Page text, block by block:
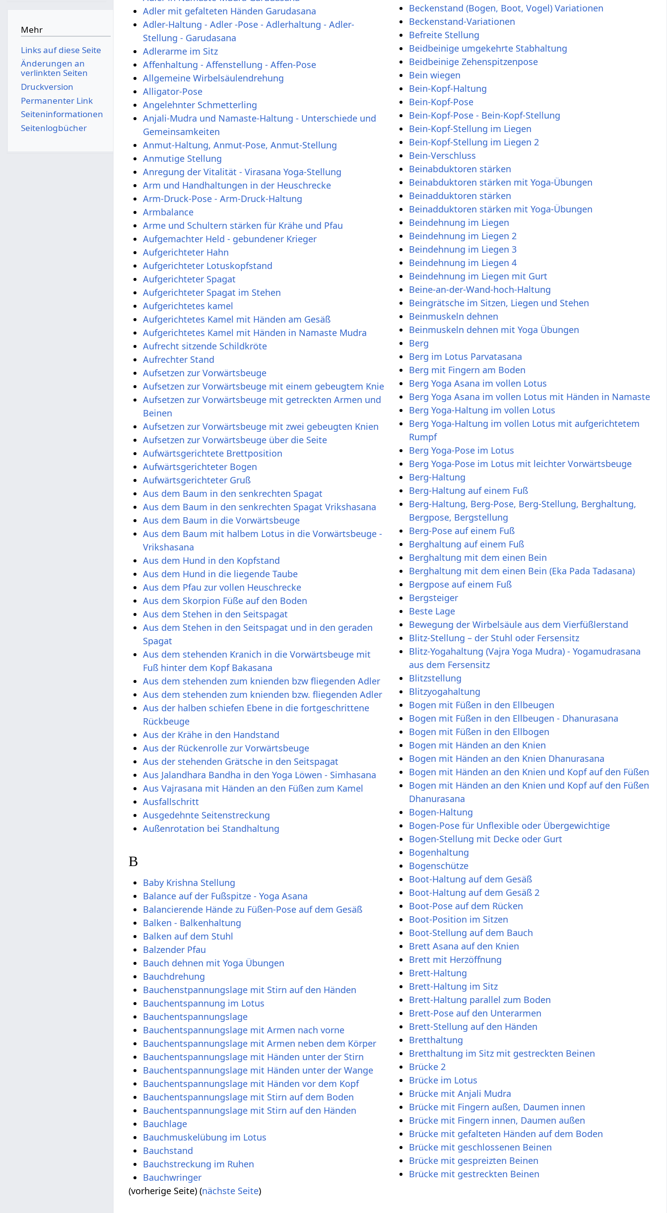
Adler mit gefalteten Händen Garudasana
Adler-Haltung - Adler -Pose - Adlerhaltung - Adler-
Stellung - Garudasana
Adlerarme im Sitz
Affenhaltung - Affenstellung - Affen-Pose
Allgemeine Wirbelsäulendrehung
Alligator-Pose
Angelehnter Schmetterling
Anjali-Mudra und Namaste-Haltung - Unterschiede und
Gemeinsamkeiten
Anmut-Haltung, Anmut-Pose, Anmut-Stellung
Anmutige Stellung
Anregung der Vitalität - Virasana Yoga-Stellung
Arm und Handhaltungen in der Heuschrecke
Arm-Druck-Pose - Arm-Druck-Haltung
Armbalance
Arme und Schultern stärken für Krähe und Pfau
Aufgemachter Held - gebundener Krieger
Aufgerichteter Hahn
Aufgerichteter Lotuskopfstand
Aufgerichteter Spagat
Aufgerichteter Spagat im Stehen
Aufgerichtetes kamel
Aufgerichtetes Kamel mit Händen am Gesäß
Aufgerichtetes Kamel mit Händen in Namaste Mudra
Aufrecht sitzende Schildkröte
Aufrechter Stand
Aufsetzen zur Vorwärtsbeuge
Aufsetzen zur Vorwärtsbeuge mit einem gebeugtem Knie
Aufsetzen zur Vorwärtsbeuge mit getreckten Armen und
Beinen
Aufsetzen zur Vorwärtsbeuge mit zwei gebeugten Knien
Aufsetzen zur Vorwärtsbeuge über die Seite
Aufwärtsgerichtete Brettposition
Aufwärtsgerichteter Bogen
Aufwärtsgerichteter Gruß
Aus dem Baum in den senkrechten Spagat
Aus dem Baum in den senkrechten Spagat Vrikshasana
Aus dem Baum in die Vorwärtsbeuge
Aus dem Baum mit halbem Lotus in die Vorwärtsbeuge -
Vrikshasana
Aus dem Hund in den Kopfstand
Aus dem Hund in die liegende Taube
Aus dem Pfau zur vollen Heuschrecke
Aus dem Skorpion Füße auf den Boden
Aus dem Stehen in den Seitspagat
Aus dem Stehen in den Seitspagat und in den geraden
Spagat
Aus dem stehenden Kranich in die Vorwärtsbeuge mit
Fuß hinter dem Kopf Bakasana
Aus dem stehenden zum knienden bzw fliegenden Adler
Aus dem stehenden zum knienden bzw. fliegenden Adler
Aus der halben schiefen Ebene in die fortgeschrittene
Rückbeuge
Aus der Krähe in den Handstand
Aus der Rückenrolle zur Vorwärtsbeuge
Aus der stehenden Grätsche in den Seitspagat
Aus Jalandhara Bandha in den Yoga Löwen - Simhasana
Aus Vajrasana mit Händen an den Füßen zum Kamel
Ausfallschritt
Ausgedehnte Seitenstreckung
Außenrotation bei Standhaltung
B
Baby Krishna Stellung
Balance auf der Fußspitze - Yoga Asana
Balancierende Hände zu Füßen-Pose auf dem Gesäß
Balken - Balkenhaltung
Balken auf dem Stuhl
Balzender Pfau
Bauch dehnen mit Yoga Übungen
Bauchdrehung
Bauchenstpannungslage mit Stirn auf den Händen
Bauchentspannung im Lotus
Bauchentspannungslage
Bauchentspannungslage mit Armen nach vorne
Bauchentspannungslage mit Armen neben dem Körper
Bauchentspannungslage mit Händen unter der Stirn
Bauchentspannungslage mit Händen unter der Wange
Bauchentspannungslage mit Händen vor dem Kopf
Bauchentspannungslage mit Stirn auf dem Boden
Bauchentspannungslage mit Stirn auf den Händen
Bauchlage
Bauchmuskelübung im Lotus
Bauchstand
Bauchstreckung im Ruhen
Bauchwringer
Beckenstand (Bogen, Boot, Vogel) Variationen
Beckenstand-Variationen
Befreite Stellung
Beidbeinige umgekehrte Stabhaltung
Beidbeinige Zehenspitzenpose
Bein wiegen
Bein-Kopf-Haltung
Bein-Kopf-Pose
Bein-Kopf-Pose - Bein-Kopf-Stellung
Bein-Kopf-Stellung im Liegen
Bein-Kopf-Stellung im Liegen 2
Bein-Verschluss
Beinabduktoren stärken
Beinabduktoren stärken mit Yoga-Übungen
Beinadduktoren stärken
Beinadduktoren stärken mit Yoga-Übungen
Beindehnung im Liegen
Beindehnung im Liegen 2
Beindehnung im Liegen 3
Beindehnung im Liegen 4
Beindehnung im Liegen mit Gurt
Beine-an-der-Wand-hoch-Haltung
Beingrätsche im Sitzen, Liegen und Stehen
Beinmuskeln dehnen
Beinmuskeln dehnen mit Yoga Übungen
Berg
Berg im Lotus Parvatasana
Berg mit Fingern am Boden
Berg Yoga Asana im vollen Lotus
Berg Yoga Asana im vollen Lotus mit Händen in Namaste
Berg Yoga-Haltung im vollen Lotus
Berg Yoga-Haltung im vollen Lotus mit aufgerichtetem
Rumpf
Berg Yoga-Pose im Lotus
Berg Yoga-Pose im Lotus mit leichter Vorwärtsbeuge
Berg-Haltung
Berg-Haltung auf einem Fuß
Berg-Haltung, Berg-Pose, Berg-Stellung, Berghaltung,
Bergpose, Bergstellung
Berg-Pose auf einem Fuß
Berghaltung auf einem Fuß
Berghaltung mit dem einen Bein
Berghaltung mit dem einen Bein (Eka Pada Tadasana)
Bergpose auf einem Fuß
Bergsteiger
Beste Lage
Bewegung der Wirbelsäule aus dem Vierfüßlerstand
Blitz-Stellung – der Stuhl oder Fersensitz
Blitz-Yogahaltung (Vajra Yoga Mudra) - Yogamudrasana
aus dem Fersensitz
Blitzstellung
Blitzyogahaltung
Bogen mit Füßen in den Ellbeugen
Bogen mit Füßen in den Ellbeugen - Dhanurasana
Bogen mit Füßen in den Ellbogen
Bogen mit Händen an den Knien
Bogen mit Händen an den Knien Dhanurasana
Bogen mit Händen an den Knien und Kopf auf den Füßen
Bogen mit Händen an den Knien und Kopf auf den Füßen
Dhanurasana
Bogen-Haltung
Bogen-Pose für Unflexible oder Übergewichtige
Bogen-Stellung mit Decke oder Gurt
Bogenhaltung
Bogenschütze
Boot-Haltung auf dem Gesäß
Boot-Haltung auf dem Gesäß 2
Boot-Pose auf dem Rücken
Boot-Position im Sitzen
Boot-Stellung auf dem Bauch
Brett Asana auf den Knien
Brett mit Herzöffnung
Brett-Haltung
Brett-Haltung im Sitz
Brett-Haltung parallel zum Boden
Brett-Pose auf den Unterarmen
Brett-Stellung auf den Händen
Bretthaltung
Bretthaltung im Sitz mit gestreckten Beinen
Brücke 2
Brücke im Lotus
Brücke mit Anjali Mudra
Brücke mit Fingern außen, Daumen innen
Brücke mit Fingern innen, Daumen außen
Brücke mit gefalteten Händen auf dem Boden
Brücke mit geschlossenen Beinen
Brücke mit gespreizten Beinen
Brücke mit gestreckten Beinen
(vorherige Seite) (nächste Seite)
Mehr
Links auf diese Seite
Änderungen an
verlinkten Seiten
Druckversion
Permanenter Link
Seiten­­informationen
Seitenlogbücher